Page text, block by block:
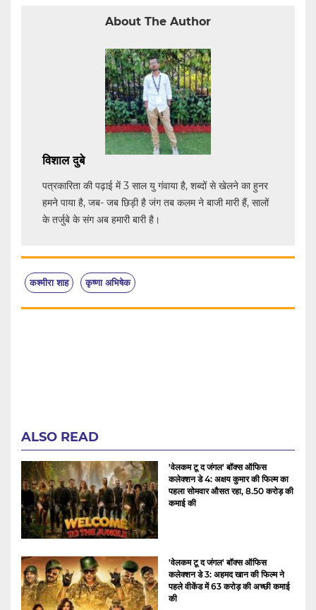
About The Author
विशाल दुबे
पत्रकारिता की पढ़ाई में 3 साल यु गंवाया है, शब्दों से खेलने का हुनर
हमने पाया है, जब- जब छिड़ी है जंग तब कलम ने बाजी मारी हैं, सालों
के तर्जुबे के संग अब हमारी बारी है।
कश्मीरा शाह कृष्णा अभिषेक
ALSO READ
'वेलकम टू द जंगल' बॉक्स ऑफिस
कलेक्शन डे 4: अक्षय कुमार की फिल्म का
पहला सोमवार औसत रहा, 8.50 करोड़ की
कमाई की
'वेलकम टू द जंगल' बॉक्स ऑफिस
कलेक्शन डे 3: अहमद खान की फिल्म ने
पहले वीकेंड में 63 करोड़ की अच्छी कमाई
की